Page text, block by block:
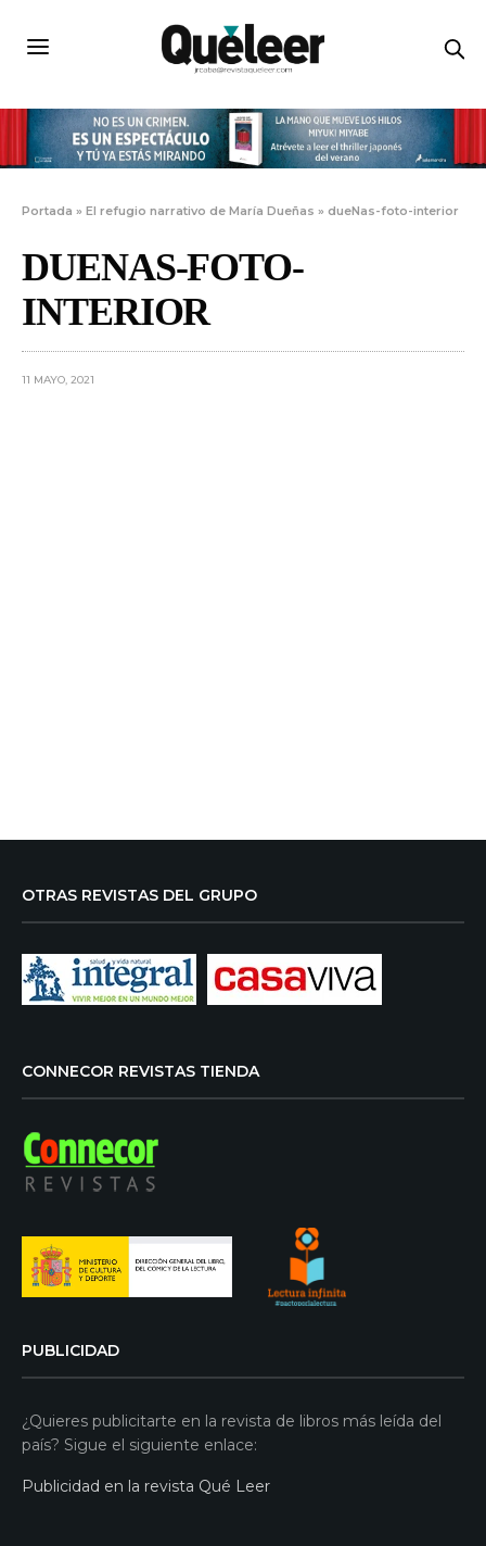
Portada »El refugio narrativo de María Dueñas » dueNas-foto-interior
DUENAS-FOTO-
INTERIOR
11 MAYO, 2021
OTRAS REVISTAS DEL GRUPO
CONNECOR REVISTAS TIENDA
PUBLICIDAD
¿Quieres publicitarte en la revista de libros más leída del
país? Sigue el siguiente enlace:
Publicidad en la revista Qué Leer